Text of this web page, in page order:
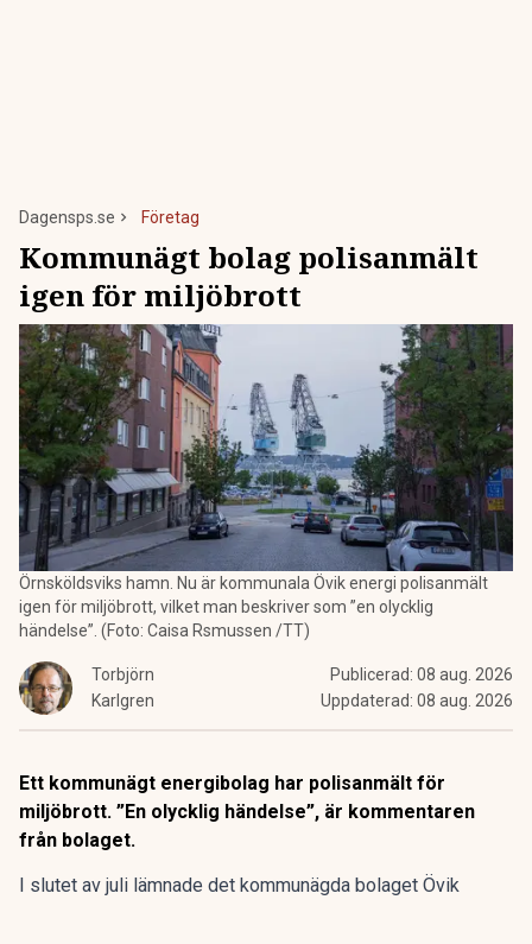
Dagensps.se Företag
Kommunägt bolag polisanmält
igen för miljöbrott
Örnsköldsviks hamn. Nu är kommunala Övik energi polisanmält
igen för miljöbrott, vilket man beskriver som ”en olycklig
händelse”. (Foto: Caisa Rsmussen /TT)
Torbjörn
Karlgren
Publicerad: 08 aug. 2026
Uppdaterad: 08 aug. 2026
Ett kommunägt energibolag har polisanmält för
miljöbrott. ”En olycklig händelse”, är kommentaren
från bolaget.
I slutet av juli lämnade det kommunägda bolaget Övik